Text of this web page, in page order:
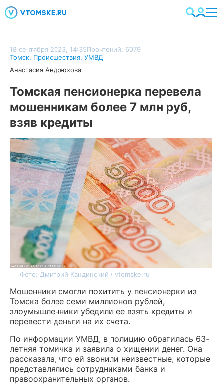
18 сентября 2023, 14:35Прочтений: 6079
Томск, Происшествия, УМВД
Анастасия Андрюхова
Томская пенсионерка перевела
мошенникам более 7 млн руб,
взяв кредиты
Фото: Дмитрий Кандинский / vtomske.ru
Мошенники смогли похитить у пенсионерки из
Томска более семи миллионов рублей,
злоумышленники убедили ее взять кредиты и
перевести деньги на их счета.
По информации УМВД, в полицию обратилась 63-
летняя томичка и заявила о хищении денег. Она
рассказала, что ей звонили неизвестные, которые
представлялись сотрудниками банка и
правоохранительных органов.